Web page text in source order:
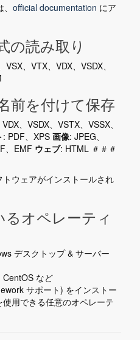
official documentation にア
の読み取り
VSX、VTX、VDX、VSDX、
前を付けて保存
、VSDX、VSTX、VSSX、
: PDF、XPS 画像: JPEG、
、EMF ウェブ: HTML ＃＃＃
ウェアがインストールされ
オペレーティ
デスクトップ & サーバー
CentOS など
サポート) をインストー
用できる任意のオペレーテ